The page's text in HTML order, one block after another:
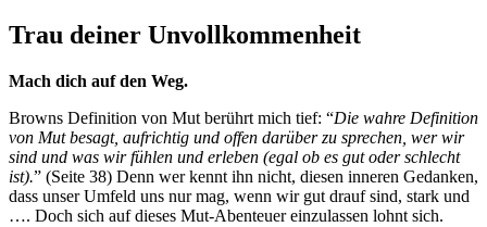
Trau deiner Unvollkommenheit
Mach dich auf den Weg.
Browns Definition von Mut berührt mich tief: “Die wahre Definition
von Mut besagt, aufrichtig und offen darüber zu sprechen, wer wir
sind und was wir fühlen und erleben (egal ob es gut oder schlecht
ist).” (Seite 38) Denn wer kennt ihn nicht, diesen inneren Gedanken,
dass unser Umfeld uns nur mag, wenn wir gut drauf sind, stark und
…. Doch sich auf dieses Mut-Abenteuer einzulassen lohnt sich.